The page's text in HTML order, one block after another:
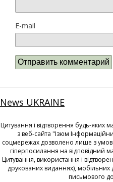
E-mail
News UKRAINE
Цитування і відтворення будь-яких
з веб-сайта "Ізюм
соцмережах дозволено лише з
гіперпосилання на відповідний
Цитування, використання і
друкованих виданнях), мобільних
письмового